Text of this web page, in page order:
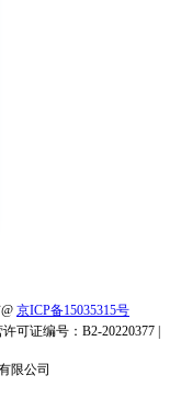
京ICP备15035315号
可证编号：B2-20220377 |
限公司